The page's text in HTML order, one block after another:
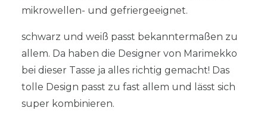
mikrowellen- und gefriergeeignet.
schwarz und weiß passt bekanntermaßen zu
allem. Da haben die Designer von Marimekko
bei dieser Tasse ja alles richtig gemacht! Das
tolle Design passt zu fast allem und lässt sich
super kombinieren.